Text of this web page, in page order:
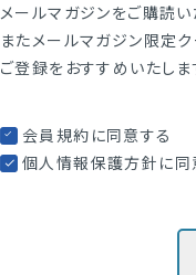
メールマガジンをご購読い
またメールマガジン限定
ご登録をおすすめいたしま
会員規約 に同意する
個人情報保護方針 に同